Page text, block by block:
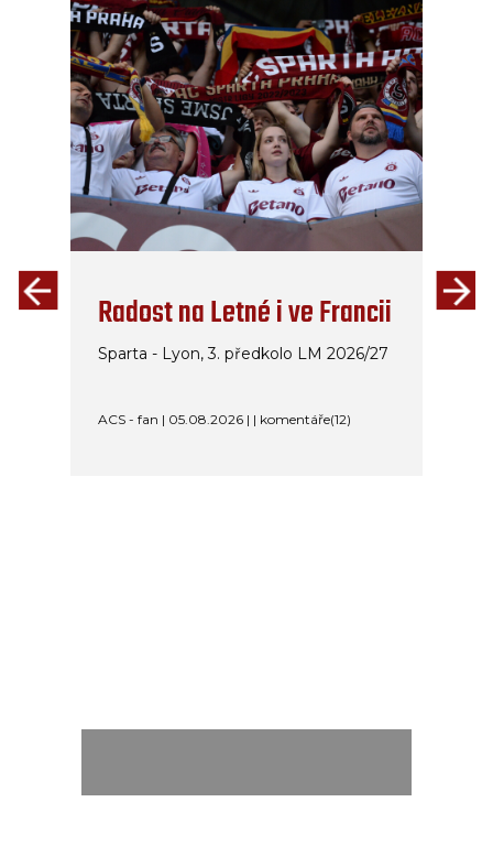
Radost na Letné i ve Francii
Sparta - Lyon, 3. předkolo LM 2026/27
ACS - fan | 05.08.2026 | | komentáře(12)